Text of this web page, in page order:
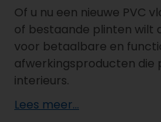
Of u nu een nieuwe PVC
of bestaande plinten wilt
voor betaalbare en
afwerkingsproducten die
interieurs.
Lees meer...